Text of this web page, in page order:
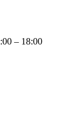
– 18:00